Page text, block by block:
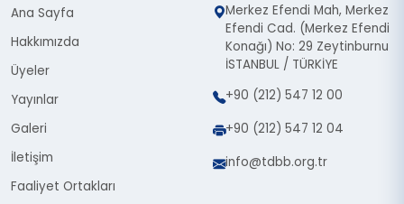
Ana Sayfa
Hakkımızda
Üyeler
Yayınlar
Galeri
İletişim
Faaliyet Ortakları
Merkez Efendi Mah, Merkez
Efendi Cad. (Merkez Efendi
Konağı) No: 29 Zeytinburnu
İSTANBUL / TÜRKİYE
+90 (212) 547 12 00
+90 (212) 547 12 04
info@tdbb.org.tr